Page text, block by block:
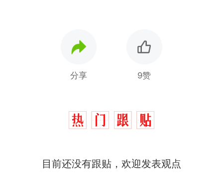
分享 9赞
目前还没有跟贴，欢迎发表观点